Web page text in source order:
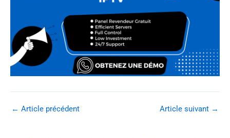
← Article précédent Article suivant →